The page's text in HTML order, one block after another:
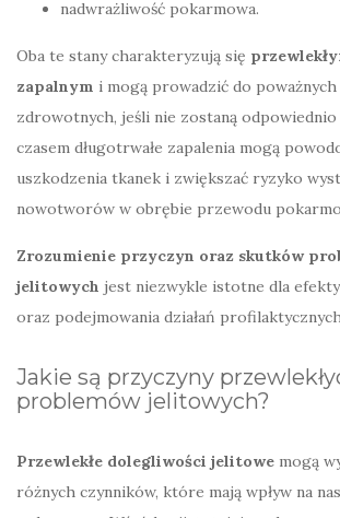
nadwrażliwość pokarmowa.
Oba te stany charakteryzują się
zapalnym i mogą prowadzić do
zdrowotnych, jeśli nie zostaną odpowiednio
czasem długotrwałe zapalenia mogą
uszkodzenia tkanek i zwiększać ryzyko
nowotworów w obrębie przewodu
Zrozumienie przyczyn oraz skutków
jelitowych jest niezwykle istotne dla
oraz podejmowania działań
Jakie są przyczyny
problemów jelitowych?
Przewlekłe dolegliwości jelitowe mogą
różnych czynników, które mają wpływ na